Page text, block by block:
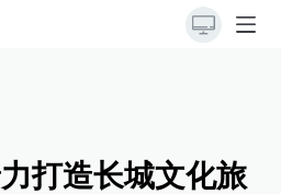
打造长城文化旅